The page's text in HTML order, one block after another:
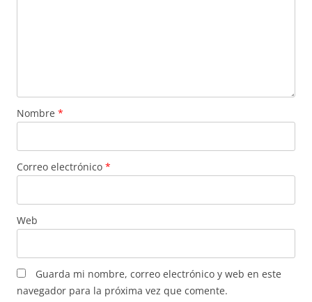
Nombre *
Correo electrónico *
Web
Guarda mi nombre, correo electrónico y web en este
navegador para la próxima vez que comente.